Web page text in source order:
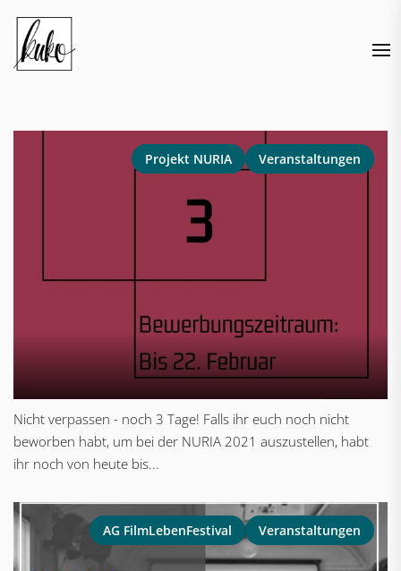
content
Projekt NURIA Veranstaltungen
Nicht verpassen - noch 3 Tage! Falls ihr euch noch nicht
beworben habt, um bei der NURIA 2021 auszustellen, habt
ihr noch von heute bis...
AG FilmLebenFestival Veranstaltungen